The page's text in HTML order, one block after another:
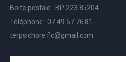
Boite postale : BP 223 85204
Téléphone : 07.49.57.76.81
terpsichore.flc@gmail.com